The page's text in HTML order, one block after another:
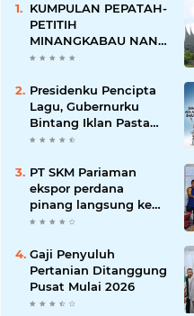
KUMPULAN PEPATAH-
PETITIH
MINANGKABAU NAN
ELOK
Presidenku Pencipta
Lagu, Gubernurku
Bintang Iklan Pasta
Gigi
PT SKM Pariaman
ekspor perdana
pinang langsung ke
India
Gaji Penyuluh
Pertanian Ditanggung
Pusat Mulai 2026